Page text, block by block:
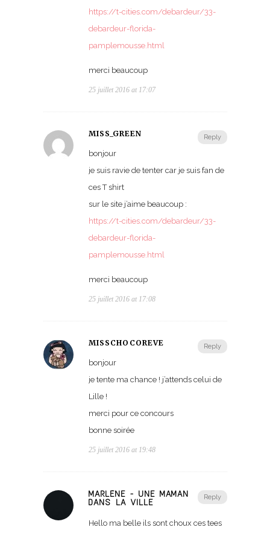
https://t-cities.com/debardeur/33-
debardeur-florida-
pamplemousse.html
merci beaucoup
25 juillet 2016 at 17:07
Reply
MISS_GREEN
bonjour
je suis ravie de tenter car je suis fan de
ces T shirt
sur le site j’aime beaucoup :
https://t-cities.com/debardeur/33-
debardeur-florida-
pamplemousse.html
merci beaucoup
25 juillet 2016 at 17:08
Reply
MISSCHOCOREVE
bonjour
je tente ma chance ! j’attends celui de
Lille !
merci pour ce concours
bonne soirée
25 juillet 2016 at 19:48
Reply
MARLÈNE - UNE MAMAN
DANS LA VILLE
Hello ma belle ils sont choux ces tees